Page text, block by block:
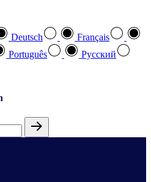
Deutsch
Français
Português
Pусский